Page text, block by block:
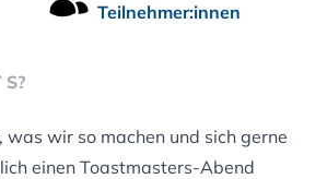
Teilnehmer:innen
wir so machen und sich gerne
einen Toastmasters-Abend